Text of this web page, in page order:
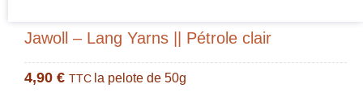
Jawoll – Lang Yarns || Pétrole clair
4,90 € TTC la pelote de 50g